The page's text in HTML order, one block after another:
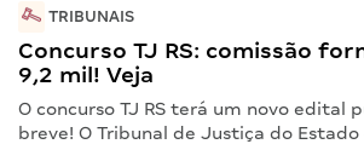
TRIBUNAIS
Concurso TJ RS: comissão
9,2 mil! Veja
O concurso TJ RS terá um novo edital
breve! O Tribunal de Justiça do Estado